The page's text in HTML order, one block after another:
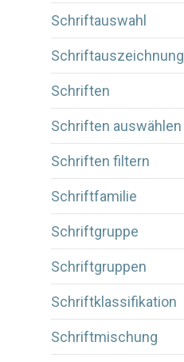
Schriftauswahl
Schriftauszeichnung
Schriften
Schriften auswählen
Schriften filtern
Schriftfamilie
Schriftgruppe
Schriftgruppen
Schriftklassifikation
Schriftmischung